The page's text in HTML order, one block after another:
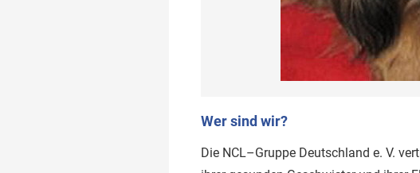
Wer sind wir?
Die NCL–Gruppe Deutschland e. V.